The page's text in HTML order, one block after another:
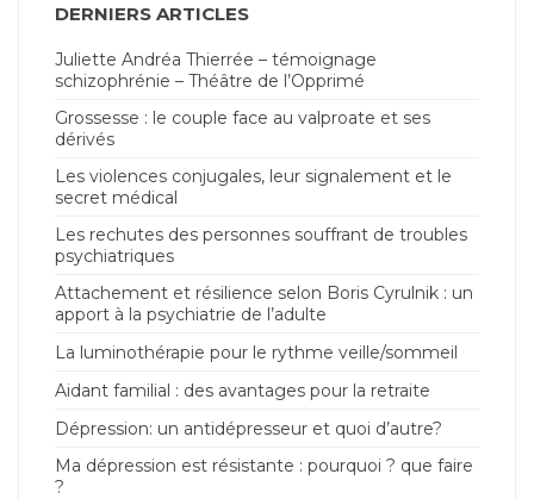
DERNIERS ARTICLES
Juliette Andréa Thierrée – témoignage
schizophrénie – Théâtre de l’Opprimé
Grossesse : le couple face au valproate et ses
dérivés
Les violences conjugales, leur signalement et le
secret médical
Les rechutes des personnes souffrant de troubles
psychiatriques
Attachement et résilience selon Boris Cyrulnik : un
apport à la psychiatrie de l’adulte
La luminothérapie pour le rythme veille/sommeil
Aidant familial : des avantages pour la retraite
Dépression: un antidépresseur et quoi d’autre?
Ma dépression est résistante : pourquoi ? que faire
?